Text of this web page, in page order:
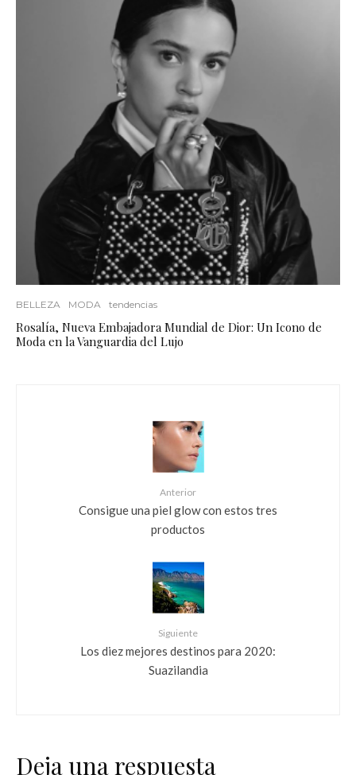
BELLEZA MODA tendencias
Rosalía, Nueva Embajadora Mundial de Dior: Un Icono de
Moda en la Vanguardia del Lujo
Anterior
Consigue una piel glow con estos tres
productos
Siguiente
Los diez mejores destinos para 2020:
Suazilandia
Deja una respuesta